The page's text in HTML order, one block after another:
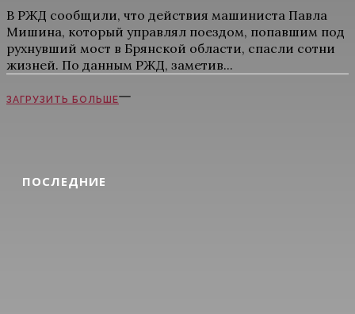
ПОСЛЕДНИЕ
В РЖД сообщили, что действия машиниста Павла
Мишина, который управлял поездом, попавшим под
рухнувший мост в Брянской области, спасли сотни
жизней. По данным РЖД, заметив...
ЗАГРУЗИТЬ БОЛЬШЕ